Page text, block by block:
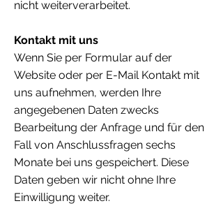
nicht weiterverarbeitet.
Kontakt mit uns
Wenn Sie per Formular auf der
Website oder per E-Mail Kontakt mit
uns aufnehmen, werden Ihre
angegebenen Daten zwecks
Bearbeitung der Anfrage und für den
Fall von Anschlussfragen sechs
Monate bei uns gespeichert. Diese
Daten geben wir nicht ohne Ihre
Einwilligung weiter.